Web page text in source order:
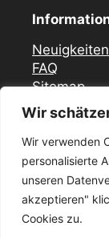
Wir
Wir verwenden
personalisierte
unseren
akzeptieren"
Cookies zu.
Neuigkeiten
FAQ
Sitemap
Vor Ort
Mercedes
Düsseldorf
Mercedes
ELV / ESL